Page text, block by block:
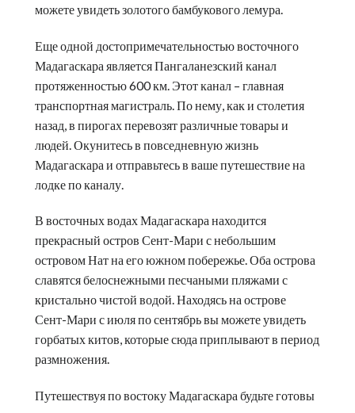
можете увидеть золотого бамбукового лемура.
Еще одной достопримечательностью восточного
Мадагаскара является Пангаланезский канал
протяженностью 600 км. Этот канал – главная
транспортная магистраль. По нему, как и столетия
назад, в пирогах перевозят различные товары и
людей. Окунитесь в повседневную жизнь
Мадагаскара и отправьтесь в ваше путешествие на
лодке по каналу.
В восточных водах Мадагаскара находится
прекрасный остров Сент-Мари с небольшим
островом Нат на его южном побережье. Оба острова
славятся белоснежными песчаными пляжами с
кристально чистой водой. Находясь на острове
Сент-Мари с июля по сентябрь вы можете увидеть
горбатых китов, которые сюда приплывают в период
размножения.
Путешествуя по востоку Мадагаскара будьте готовы